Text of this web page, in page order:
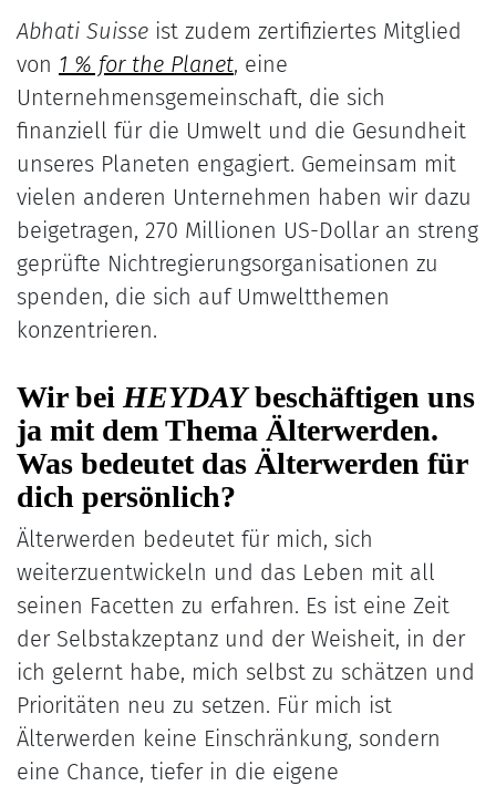
Abhati Suisse ist zudem zertifiziertes Mitglied
von 1 % for the Planet, eine
Unternehmensgemeinschaft, die sich
finanziell für die Umwelt und die Gesundheit
unseres Planeten engagiert. Gemeinsam mit
vielen anderen Unternehmen haben wir dazu
beigetragen, 270 Millionen US-Dollar an streng
geprüfte Nichtregierungsorganisationen zu
spenden, die sich auf Umweltthemen
konzentrieren.
Wir bei HEYDAYbeschäftigen uns
ja mit dem Thema Älterwerden.
Was bedeutet das Älterwerden für
dich persönlich?
Älterwerden bedeutet für mich, sich
weiterzuentwickeln und das Leben mit all
seinen Facetten zu erfahren. Es ist eine Zeit
der Selbstakzeptanz und der Weisheit, in der
ich gelernt habe, mich selbst zu schätzen und
Prioritäten neu zu setzen. Für mich ist
Älterwerden keine Einschränkung, sondern
eine Chance, tiefer in die eigene